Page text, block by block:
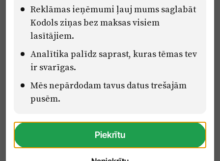
Pārredzamības paziņojumi
Eiropas Savienības Atveseļošanas un noturības mehānisma plāna
2.2. reformu un investīciju virziena “Uzņēmumu digitālā
transformācija un inovācijas” 2.2.1.5.i. investīcijas “Mediju nozares
uzņēmumu digitālās transformācijas veicināšana” pasākuma
“Mācības mediju nozares speciālistu digitālās kompetences un
zināšanu pilnveidošanai” projektā Latvijas Mediju nozares
kompetenču centrs (2.2.1.5.i.0/2/24/A/CFLA/001).
Reklāmas ieņēmumi ļauj mums saglabāt
Kodols ziņas bez maksas visiem
lasītājiem.
Analītika palīdz saprast, kuras tēmas tev
ir svarīgas.
Mēs nepārdodam tavus datus trešajām
pusēm.
Piekrītu